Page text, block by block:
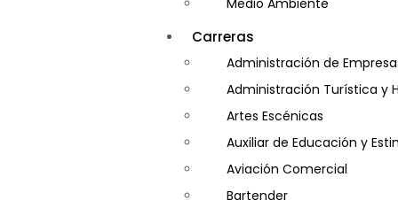
Medio Ambiente
Minería e Hidrocarburos
Salud y Psicología
Seguridad
Carreras
Administración de
Administración Turística y
Artes Escénicas
Auxiliar de Educación y
Aviación Comercial
Bartender